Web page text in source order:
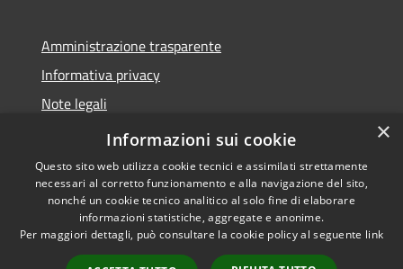
Amministrazione trasparente
Informativa privacy
Note legali
Dichiarazione di accessibilità
Accessibilità
Copyright © 2026 • Città di
Erice • Powered by
×
Informazioni sui cookie
Questo sito web utilizza cookie tecnici e assimilati strettamente
necessari al corretto funzionamento e alla navigazione del sito,
nonché un cookie tecnico analitico al solo fine di elaborare
informazioni statistiche, aggregate e anonime.
Per maggiori dettagli, può consultare la cookie policy al seguente link